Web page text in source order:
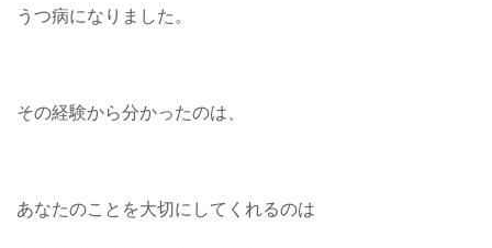
うつ病になりました。
その経験から分かったのは、
あなたのことを大切にしてくれるのは